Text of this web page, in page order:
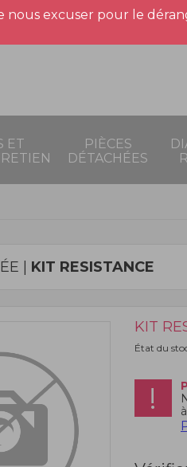
excuser pour le
ET
PIÈCES
DÉTACHÉES
| KIT RESISTANCE
KIT
État du